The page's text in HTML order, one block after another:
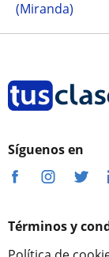
(Miranda)
Síguenos en
Términos y